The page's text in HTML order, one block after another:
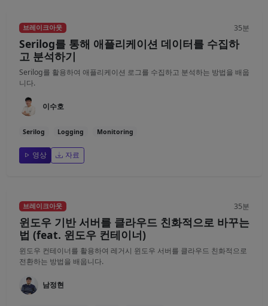
브레이크아웃 35분
Serilog를 통해 애플리케이션 데이터를 수집하
고 분석하기
Serilog를 활용하여 애플리케이션 로그를 수집하고 분석하는 방법을 배웁
니다.
이수호
Serilog Logging Monitoring
영상 자료
브레이크아웃 35분
윈도우 기반 서버를 클라우드 친화적으로 바꾸는
법 (feat. 윈도우 컨테이너)
윈도우 컨테이너를 활용하여 레거시 윈도우 서버를 클라우드 친화적으로
전환하는 방법을 배웁니다.
남정현